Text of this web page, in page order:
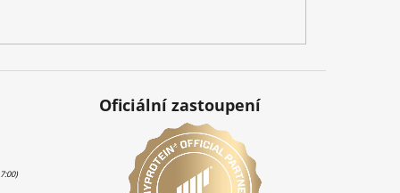
Oficiální zastoupení